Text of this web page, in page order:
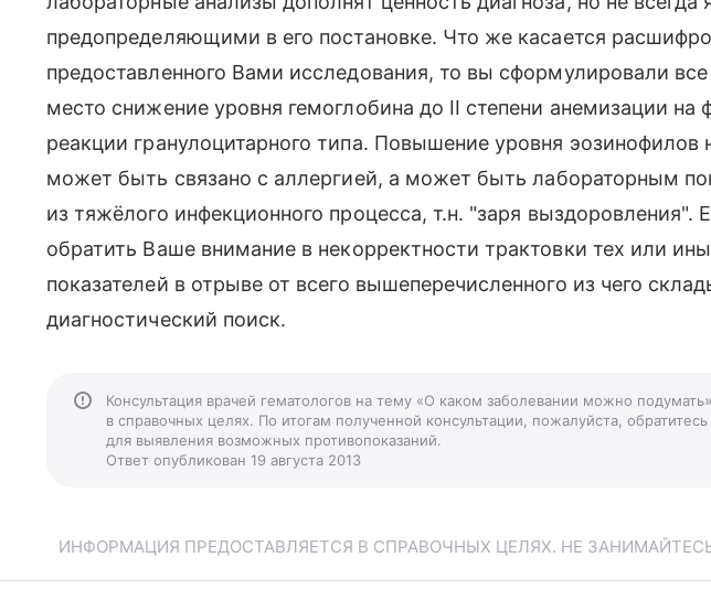
предопределяющими в его постановке. Что же касается
предоставленного Вами исследования, то вы сформулировали
место снижение уровня гемоглобина до II степени анемизации на
реакции гранулоцитарного типа. Повышение уровня эозинофилов
может быть связано с аллергией, а может быть лабораторным
из тяжёлого инфекционного процесса, т.н. "заря выздоровления".
обратить Ваше внимание в некорректности трактовки тех или
показателей в отрыве от всего вышеперечисленного из чего
диагностический поиск.
Консультация врачей гематологов на тему «О каком заболевании можно
в справочных целях. По итогам полученной консультации, пожалуйста,
для выявления возможных противопоказаний.
Ответ опубликован 19 августа 2013
ИНФОРМАЦИЯ ПРЕДОСТАВЛЯЕТСЯ В СПРАВОЧНЫХ ЦЕЛЯХ. НЕ